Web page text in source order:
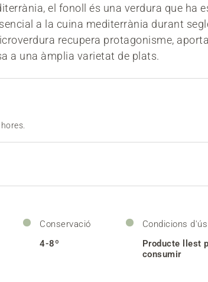
el fonoll és una verdura que ha
a la cuina mediterrània durant
recupera protagonisme,
a una àmplia varietat de plats.
Conservació
4-8º
Condicions d'ús
Producte llest
consumir